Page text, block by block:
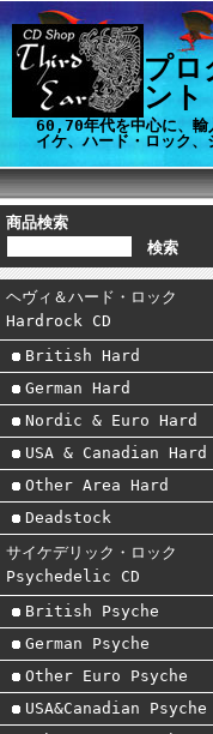
プ
ント
60,70年代を中心に、輸
イケ、ハード・ロック
商品検索
ヘヴィ＆ハード・ロック
Hardrock CD
British Hard
German Hard
Nordic & Euro Hard
USA & Canadian Hard
Other Area Hard
Deadstock
サイケデリック・ロック
Psychedelic CD
British Psyche
German Psyche
Other Euro Psyche
USA&Canadian Psyche